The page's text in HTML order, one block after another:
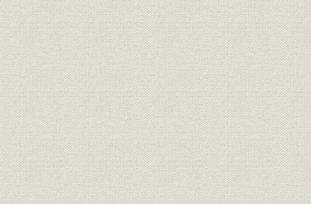
電話;需給
ボックス公衆の利用状況(1電話
機1日平均)
昭和32年
年度(1962
電話
<110><119>受付台の着信状況
[1日当り]
昭和34年
鉄道;電話 東海道列車公衆電話回線構成等